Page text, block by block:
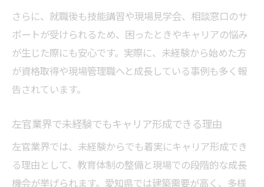
さらに、就職後も技能講習や現場見学会、相談窓口のサ
ポートが受けられるため、困ったときやキャリアの悩み
が生じた際にも安心です。実際に、未経験から始めた方
が資格取得や現場管理職へと成長している事例も多く報
告されています。
左官業界で未経験でもキャリア形成できる理由
左官業界では、未経験からでも着実にキャリア形成でき
る理由として、教育体制の整備と現場での段階的な成長
機会が挙げられます。愛知県では建築需要が高く、多様